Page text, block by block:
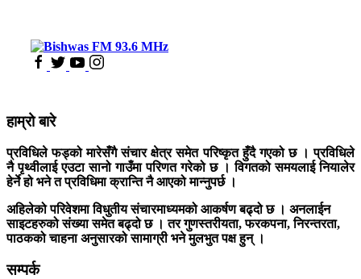
हाम्रो बारे
प्रविधिले फड्को मारेसँगै संचार क्षेत्र समेत परिष्कृत हुँदै गएको छ । प्रविधिले
नै पृथ्वीलाई एउटा सानो गाउँमा परिणत गरेको छ । विगतको समयलाई नियालेर
हेर्ने हो भने त प्रविधिमा क्रान्ति नै आएको मान्नुपर्छ ।
अहिलेको परिवेशमा विधुतीय संचारमाध्यमको आकर्षण बढ्दो छ । अनलाईन
साइटहरुको संख्या समेत बढ्दो छ । तर गुणस्तरीयता, फरकपना, निरन्तरता,
पाठकको चाहना अनुसारको सामाग्री भने मुलभुत पक्ष हुन् ।
सम्पर्क